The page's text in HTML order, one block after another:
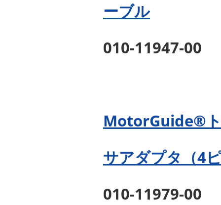
ーブル
010-11947-00
MotorGuide®ト
サアダプタ（4
010-11979-00